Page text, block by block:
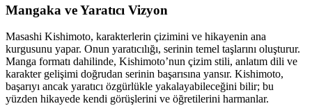
Mangaka ve Yaratıcı Vizyon
Masashi Kishimoto, karakterlerin çizimini ve hikayenin ana
kurgusunu yapar. Onun yaratıcılığı, serinin temel taşlarını oluşturur.
Manga formatı dahilinde, Kishimoto’nun çizim stili, anlatım dili ve
karakter gelişimi doğrudan serinin başarısına yansır. Kishimoto,
başarıyı ancak yaratıcı özgürlükle yakalayabileceğini bilir; bu
yüzden hikayede kendi görüşlerini ve öğretilerini harmanlar.